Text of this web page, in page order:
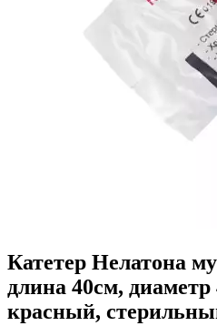
Катетер Нелатона
длина 40см,
красный,